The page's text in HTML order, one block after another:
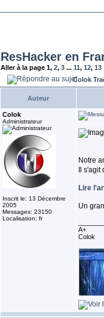
ResHacker en
Aller à la page 1, 2, 3... 11, 12, 13
Colok
Auteur
Colok
Administrateur
Inscrit le: 13 Décembre
2005
Messages: 23150
Localisation: fr
Notre
Il
Lire
Un
A+
Colok